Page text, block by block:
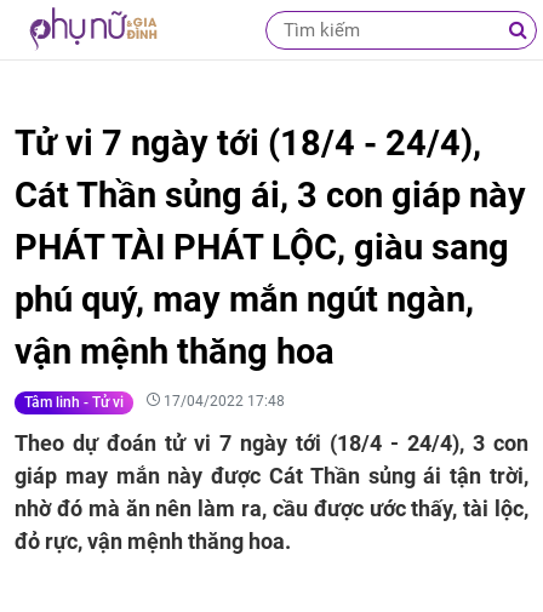
Tử vi 7 ngày tới (18/4 - 24/4),
Cát Thần sủng ái, 3 con giáp này
PHÁT TÀI PHÁT LỘC, giàu sang
phú quý, may mắn ngút ngàn,
vận mệnh thăng hoa
Tâm linh - Tử vi 17/04/2022 17:48
Theo dự đoán tử vi 7 ngày tới (18/4 - 24/4), 3 con
giáp may mắn này được Cát Thần sủng ái tận trời,
nhờ đó mà ăn nên làm ra, cầu được ước thấy, tài lộc,
đỏ rực, vận mệnh thăng hoa.